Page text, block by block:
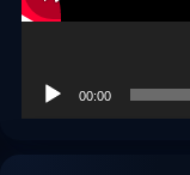
00:00